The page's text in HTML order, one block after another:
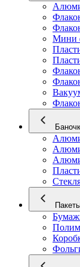
Мини